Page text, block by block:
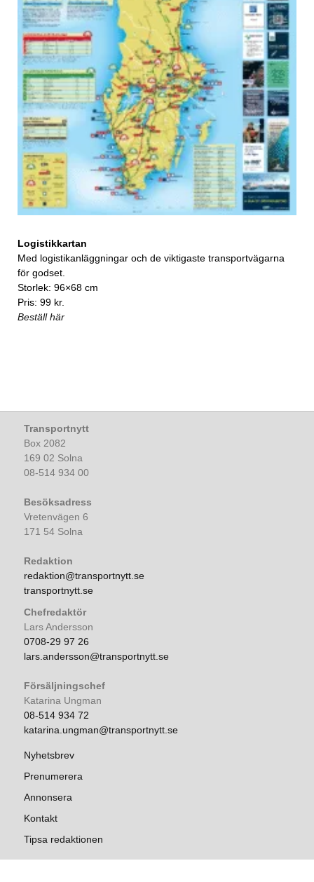
Logistikkartan
Med logistikanläggningar och de viktigaste transportvägarna
för godset.
Storlek: 96×68 cm
Pris: 99 kr.
Beställ här
Transportnytt
Box 2082
169 02 Solna
08-514 934 00
Besöksadress
Vretenvägen 6
171 54 Solna
Redaktion
redaktion@transportnytt.se
transportnytt.se
Chefredaktör
Lars Andersson
0708-29 97 26
lars.andersson@transportnytt.se
Försäljningschef
Katarina Ungman
08-514 934 72
katarina.ungman@transportnytt.se
Nyhetsbrev
Prenumerera
Annonsera
Kontakt
Tipsa redaktionen